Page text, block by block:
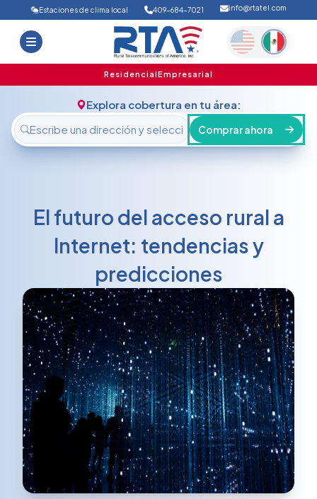
Inicio
Ofertas
Soporte
FAQ
Iniciar sesión
Estaciones de clima local 409-684-7021 info@rtatel.com
ResidencialEmpresarial
Explora cobertura en tu área:
Comprar ahora
El futuro del acceso rural a
Internet: tendencias y
predicciones